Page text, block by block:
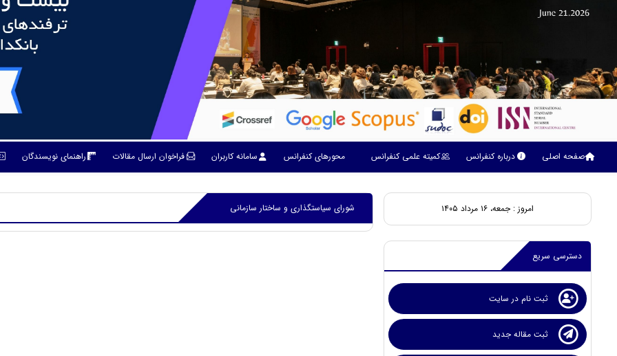
صفحه اصلی درباره کنفرانس کمیته علمی کنفرانس محورهای کنفرانس سامانه کاربران فراخوان ارسال مقالات راهنمای نویسندگان
امروز : جمعه، ۱۶ مرداد ۱۴۰۵
دسترسی سریع
ثبت نام در سایت
ثبت مقاله جدید
شورای سیاستگذاری و ساختار سازمانی